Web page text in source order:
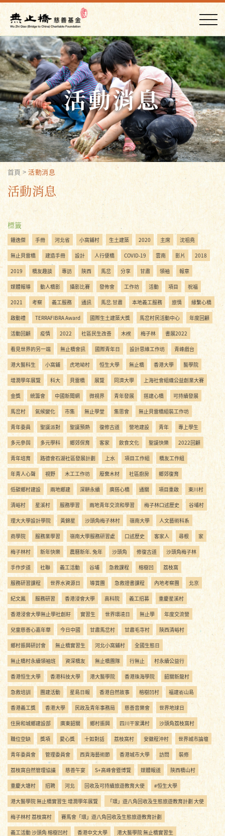
活動消息
首頁 >活動消息
活動消息
標籤
鍾逸傑 手冊 河北省 小窩鋪村 生土建築 2020 主席 沈祖堯
無止貝雷橋 建造手冊 設計 人行便橋 COVID-19 雲南 影片 2018
2019 橋友趣談 專訪 陝西 馬岔 分享 甘肅 領袖 報章
媒體報導 動人橋影 攝影比賽 發佈會 工作坊 活動 項目 祝福
2021 考察 義工服務 通訊 馬岔.甘肅 本地義工服務 旅情 緣繫心橋
啟動禮 TERRAFIBRA Award 國際生土建築大獎 馬岔村民活動中心 年度回顧
活動回顧 疫情 2022 社區民生改善 木櫈 梅子林 書展2022
看見世界的另一端 無止橋會訊 國際青年日 設計思維工作坊 青峰戲台
港大醫科生 小窩鋪 虎地坳村 恒生大學 無止橋 香港大學 醫學院
增潤學年展覽 科大 貝雷橋 展覽 同濟大學 上海社會組織公益創業大賽
金獎 統籌會 中國新聞網 微視界 青年發展 搭建心橋 可持續發展
馬岔村 氣候變化 市集 無止學堂 集思會 無止貝雷橋組裝工作坊
青年委員 聖誕派對 聖誕預熱 復修古道 營地建設 青年 專上學生
多元參與 多元學科 鄉郊保育 客家 飲食文化 聖誕快樂 2022回顧
青年培育 路德會石湖社區發展計劃 上水 項目工作組 橋友工作組
年青人心聲 視野 木工工作坊 廢棄木材 社區廚房 鄉郊復育
低碳鄉村建設 兩地鄉建 深耕永續 廣搭心橋 通關 項目重啟 東川村
清峪村 星溪村 服務學習 兩地青年交流和學習 梅子林口述歷史 谷埔村
理大大學設計學院 黃錦星 沙頭角梅子林村 嶺南大學 人文藝術科系
商學院 服務業學習 嶺南大學服務研習處 口述歷史 客家人 尋根 家
梅子林村 新年快樂 農曆新年. 兔年 沙頭角 修復古道 沙頭角梅子林
手作步道 社聯 義工活動 谷埔 急救課程 榕樹凹 荔枝窩
服務研習課程 世界水資源日 導賞團 急救證書課程 內地考察團 北京
紀文鳳 服務研習 香港浸會大學 高科院 義工招募 重慶星溪村
香港浸會大學無止學社創籽 實習生 世界環境日 無止學 年度交流營
兒童慈善心嘉年華 今日中國 甘肅馬岔村 甘肅毛寺村 陝西清峪村
鄉村振興研討會 無止橋實習生 河北小窩鋪村 全國生態日
無止橋村永續領袖班 資深橋友 無止橋團隊 行無止 村永續公益行
香港恒生大學 香港科技大學 港大醫學院 香港珠海學院 韶關新龍村
急救培訓 團建活動 星島日報 香港自然故事 榕樹凹村 福建嵛山島
香港義工獎 香港大學 民政及青年事務局 慈善音樂會 世界地球日
住房和城鄉建設部 廣東韶關 鄉村振興 四川干家溝村 沙頭角荔枝窩村
職位空缺 獎項 愛心獎 十如對話 荔枝窩村 安徽程沖村 世界城市論壇
青年委員會 管理委員會 西貢海藝術節 香港城市大學 訪問 裝修
荔枝窩自然管理協議 慈善午宴 S+高峰會暨博覽 媒體報道 陝西橋山村
重慶大塘村 招聘 河北 回收及可持續旅遊教育大使 #恒生大學
港大醫學院 無止橋實習生 增潤學年展覽 「環」遊八角回收及生態旅遊教育計劃 大使
梅子林村 荔枝窩村 賽馬會「環」遊八角回收及生態旅遊教育計劃
義工活動 沙頭角 榕樹凹村 香港中文大學 港大醫學院 無止橋實習生